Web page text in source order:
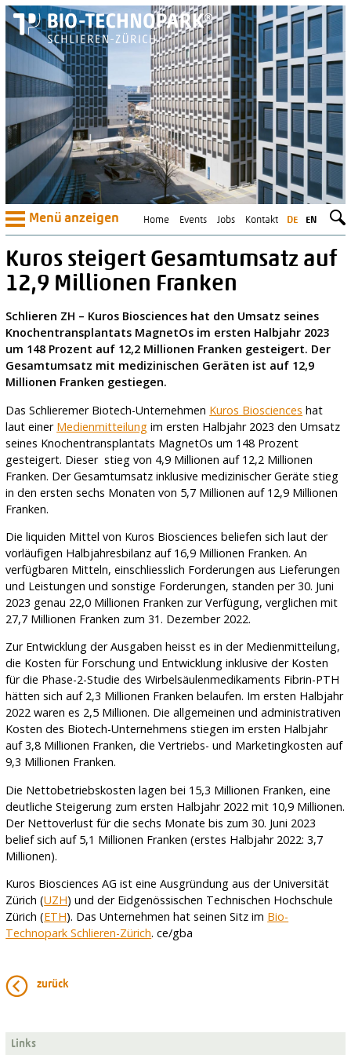
Menü anzeigen DE EN
Home Events Jobs Kontakt
Kuros steigert Gesamtumsatz auf
12,9 Millionen Franken
Schlieren ZH – Kuros Biosciences hat den Umsatz seines
Knochentransplantats MagnetOs im ersten Halbjahr 2023
um 148 Prozent auf 12,2 Millionen Franken gesteigert. Der
Gesamtumsatz mit medizinischen Geräten ist auf 12,9
Millionen Franken gestiegen.
Das Schlieremer Biotech-Unternehmen Kuros Biosciences hat
laut einer Medienmitteilung im ersten Halbjahr 2023 den Umsatz
seines Knochentransplantats MagnetOs um 148 Prozent
gesteigert. Dieser stieg von 4,9 Millionen auf 12,2 Millionen
Franken. Der Gesamtumsatz inklusive medizinischer Geräte stieg
in den ersten sechs Monaten von 5,7 Millionen auf 12,9 Millionen
Franken.
Die liquiden Mittel von Kuros Biosciences beliefen sich laut der
vorläufigen Halbjahresbilanz auf 16,9 Millionen Franken. An
verfügbaren Mitteln, einschliesslich Forderungen aus Lieferungen
und Leistungen und sonstige Forderungen, standen per 30. Juni
2023 genau 22,0 Millionen Franken zur Verfügung, verglichen mit
27,7 Millionen Franken zum 31. Dezember 2022.
Zur Entwicklung der Ausgaben heisst es in der Medienmitteilung,
die Kosten für Forschung und Entwicklung inklusive der Kosten
für die Phase-2-Studie des Wirbelsäulenmedikaments Fibrin-PTH
hätten sich auf 2,3 Millionen Franken belaufen. Im ersten Halbjahr
2022 waren es 2,5 Millionen. Die allgemeinen und administrativen
Kosten des Biotech-Unternehmens stiegen im ersten Halbjahr
auf 3,8 Millionen Franken, die Vertriebs- und Marketingkosten auf
9,3 Millionen Franken.
Die Nettobetriebskosten lagen bei 15,3 Millionen Franken, eine
deutliche Steigerung zum ersten Halbjahr 2022 mit 10,9 Millionen.
Der Nettoverlust für die sechs Monate bis zum 30. Juni 2023
belief sich auf 5,1 Millionen Franken (erstes Halbjahr 2022: 3,7
Millionen).
Kuros Biosciences AG ist eine Ausgründung aus der Universität
Zürich (UZH) und der Eidgenössischen Technischen Hochschule
Zürich (ETH). Das Unternehmen hat seinen Sitz im Bio-
Technopark Schlieren-Zürich. ce/gba
zurück
Links